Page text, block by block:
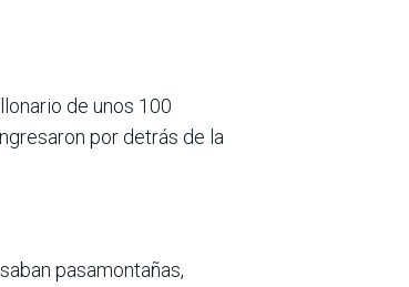
de unos 100
por detrás de la
pasamontañas,